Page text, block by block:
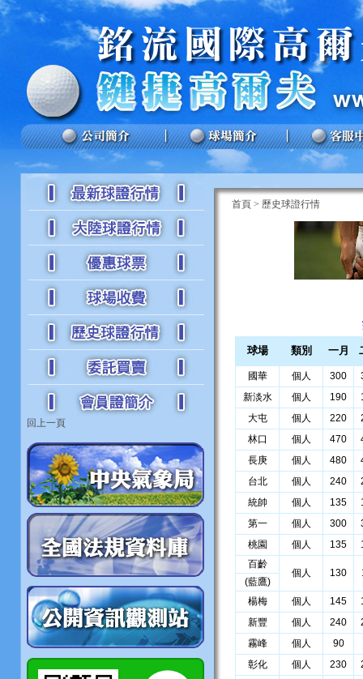
回上一頁
首頁 > 歷史球證行情
球場 類別 一月
國華 個人 300
新淡水
個人 190
大屯
個人 220
林口
個人 470
長庚
個人 480
台北
個人 240
統帥
個人 135
第一
個人 300
桃園
個人 135
百齡
個人 130
(藍鷹)
楊梅
個人 145
新豐
個人 240
霧峰
個人
90
彰化
個人 230